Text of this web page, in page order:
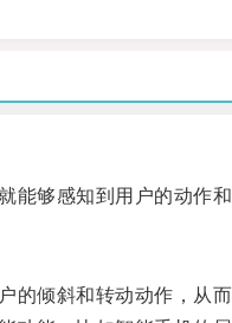
够感知到用户的动作和
倾斜和转动动作，从而